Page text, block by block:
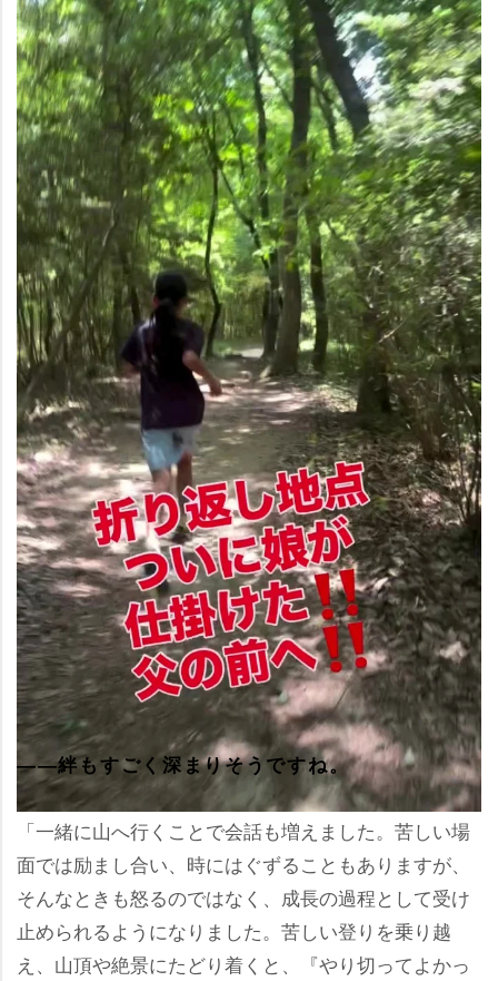
――絆もすごく深まりそうですね。
「一緒に山へ行くことで会話も増えました。苦しい場
面では励まし合い、時にはぐずることもありますが、
そんなときも怒るのではなく、成長の過程として受け
止められるようになりました。苦しい登りを乗り越
え、山頂や絶景にたどり着くと、『やり切ってよかっ